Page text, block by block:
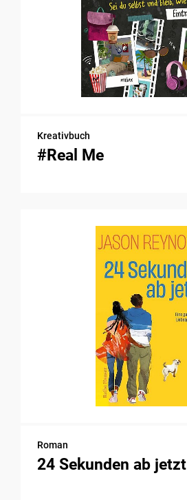
Kreativbuch
#Real Me
Roman
24 Sekunden ab jetzt